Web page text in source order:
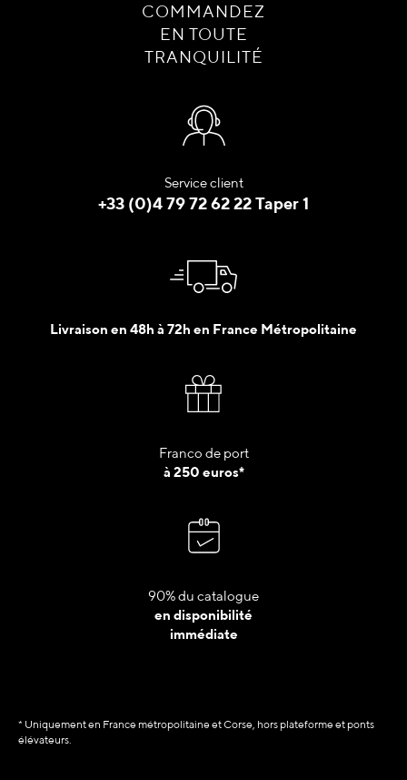
COMMANDEZ
EN TOUTE
TRANQUILITÉ
Service client
+33 (0)4 79 72 62 22 Taper 1
Livraison en 48h à 72h en France Métropolitaine
Franco de port
à 250 euros*
90% du catalogue
en disponibilité
immédiate
* Uniquement en France métropolitaine et Corse, hors plateforme et ponts
élévateurs.